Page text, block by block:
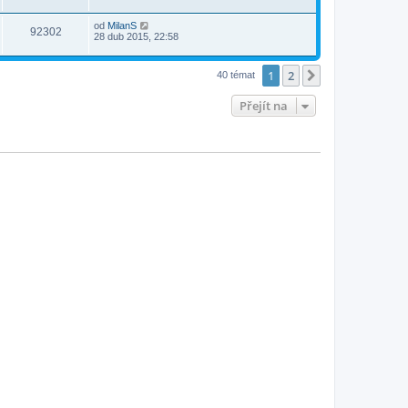
92302 od MilanS
28 dub 2015, 22:58
40 témat 1 2
Přejít na